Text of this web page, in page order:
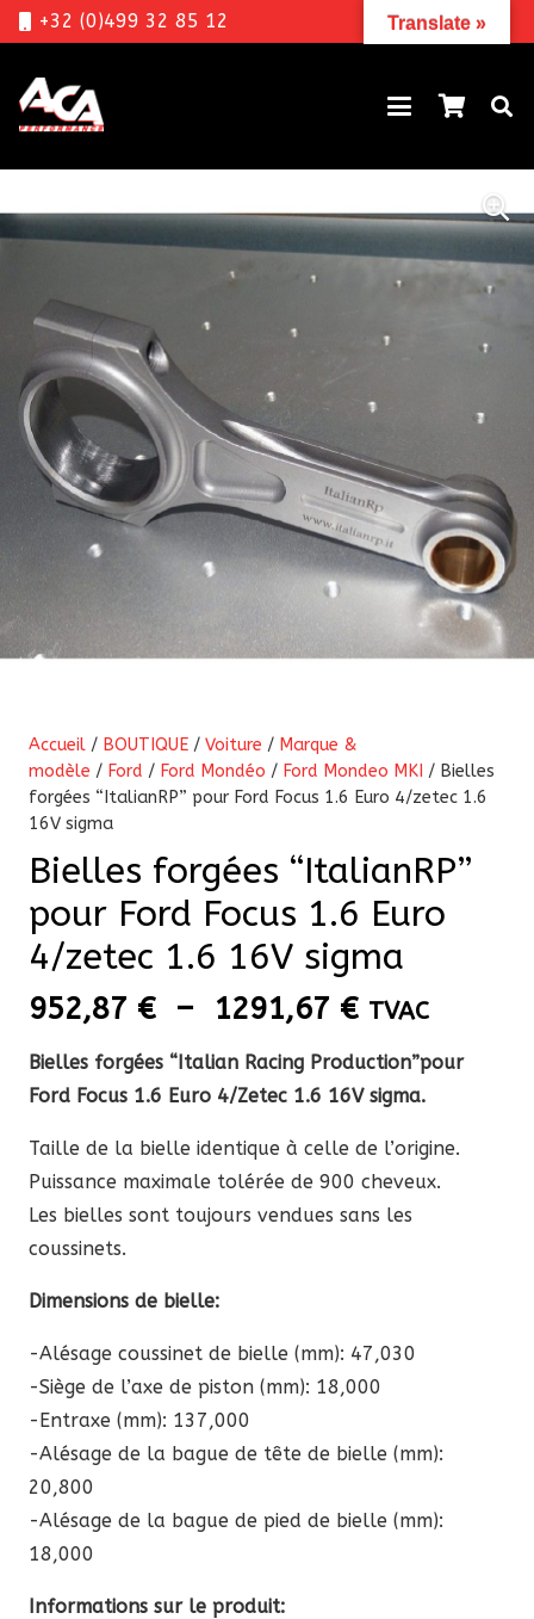
+32 (0)499 32 85 12
Accueil / BOUTIQUE / Voiture / Marque &
modèle / Ford / Ford Mondéo / Ford Mondeo MKI / Bielles
forgées “ItalianRP” pour Ford Focus 1.6 Euro 4/zetec 1.6
16V sigma
Bielles forgées “ItalianRP”
pour Ford Focus 1.6 Euro
4/zetec 1.6 16V sigma
952,87 € – 1291,67 €Plage
prix :
952,87 €
à
1291,67 €
TVAC
Bielles forgées “Italian Racing Production”pour
Ford Focus 1.6 Euro 4/Zetec 1.6 16V sigma.
Taille de la bielle identique à celle de l’origine.
Puissance maximale tolérée de 900 cheveux.
Les bielles sont toujours vendues sans les
coussinets.
Dimensions de bielle:
-Alésage coussinet de bielle (mm): 47,030
-Siège de l’axe de piston (mm): 18,000
-Entraxe (mm): 137,000
-Alésage de la bague de tête de bielle (mm):
20,800
-Alésage de la bague de pied de bielle (mm):
18,000
Informations sur le produit:
Translate »